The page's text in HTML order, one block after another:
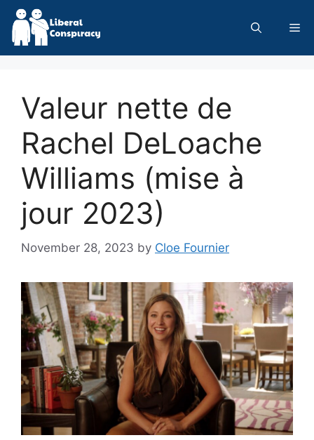
Skip
content
Valeur nette de
Rachel DeLoache
Williams (mise à
jour 2023)
November 28, 2023 by Cloe Fournier